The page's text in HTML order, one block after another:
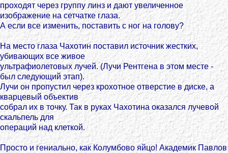
проходят через группу линз и дают увеличенное
изображение на сетчатке глаза.
А если все изменить, поставить с ног на голову?
На место глаза Чахотин поставил источник жестких,
убивающих все живое
ультрафиолетовых лучей. (Лучи Рентгена в этом месте -
был следующий этап).
Лучи он пропустил через крохотное отверстие в диске, а
кварцевый объектив
собрал их в точку. Так в руках Чахотина оказался лучевой
скальпель для
операций над клеткой.
Просто и гениально, как Колумбово яйцо! Академик Павлов